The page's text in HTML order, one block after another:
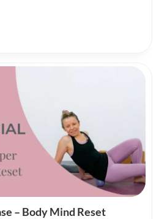
– Body Mind Reset